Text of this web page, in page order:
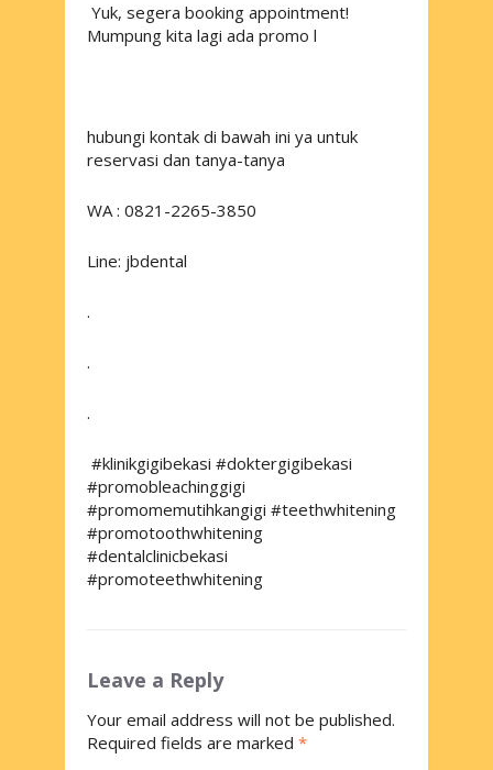
Yuk, segera booking appointment!
Mumpung kita lagi ada promo l
hubungi kontak di bawah ini ya untuk
reservasi dan tanya-tanya
WA : 0821-2265-3850
Line: jbdental
.
.
.
#klinikgigibekasi #doktergigibekasi
#promobleachinggigi
#promomemutihkangigi #teethwhitening
#promotoothwhitening
#dentalclinicbekasi
#promoteethwhitening
Leave a Reply
Your email address will not be published.
Required fields are marked *